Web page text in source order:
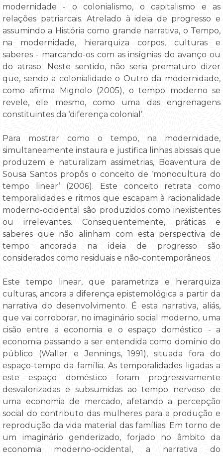
modernidade - o colonialismo, o capitalismo e as
relações patriarcais. Atrelado à ideia de progresso e
assumindo a História como grande narrativa, o Tempo,
na modernidade, hierarquiza corpos, culturas e
saberes - marcando-os com as insígnias do avanço ou
do atraso. Neste sentido, não seria prematuro dizer
que, sendo a colonialidade o Outro da modernidade,
como afirma Mignolo (2005), o tempo moderno se
revele, ele mesmo, como uma das engrenagens
constituintes da ‘diferença colonial’.
Para mostrar como o tempo, na modernidade,
simultaneamente instaura e justifica linhas abissais que
produzem e naturalizam assimetrias, Boaventura de
Sousa Santos propôs o conceito de ‘monocultura do
tempo linear’ (2006). Este conceito retrata como
temporalidades e ritmos que escapam à racionalidade
moderno-ocidental são produzidos como inexistentes
ou irrelevantes. Consequentemente, práticas e
saberes que não alinham com esta perspectiva de
tempo ancorada na ideia de progresso são
considerados como residuais e não-contemporâneos.
Este tempo linear, que parametriza e hierarquiza
culturas, ancora a diferença epistemológica a partir da
narrativa do desenvolvimento. É esta narrativa, aliás,
que vai corroborar, no imaginário social moderno, uma
cisão entre a economia e o espaço doméstico - a
economia passando a ser entendida como domínio do
público (Waller e Jennings, 1991), situada fora do
espaço-tempo da família. As temporalidades ligadas a
este espaço doméstico foram progressivamente
desvalorizadas e subsumidas ao tempo nervoso de
uma economia de mercado, afetando a percepção
social do contributo das mulheres para a produção e
reprodução da vida material das famílias. Em torno de
um imaginário genderizado, forjado no âmbito da
economia moderno-ocidental, a narrativa do